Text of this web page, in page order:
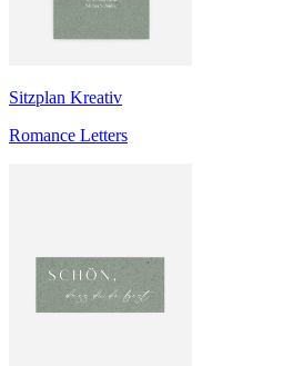
Sitzplan Kreativ
Romance Letters